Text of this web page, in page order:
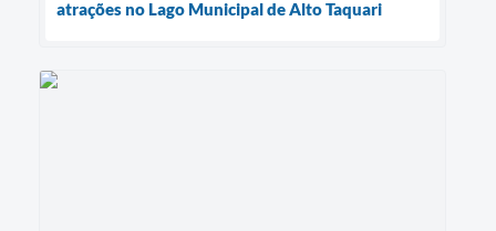
atrações no Lago Municipal de Alto Taquari